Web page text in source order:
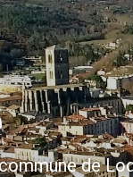
de